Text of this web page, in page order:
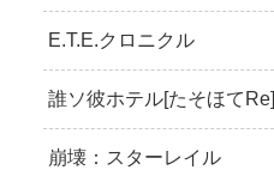
E.T.E.クロニクル
誰ソ彼ホテル[たそほてRe]
崩壊：スターレイル